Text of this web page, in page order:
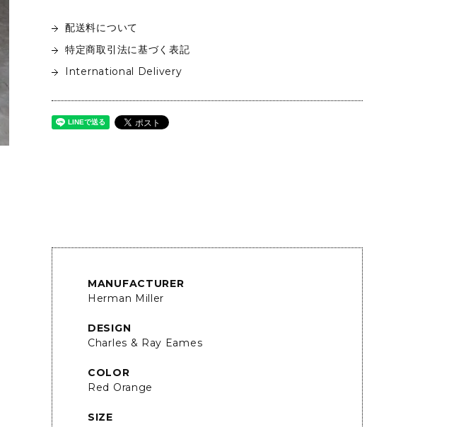
配送料について
特定商取引法に基づく表記
International Delivery
MANUFACTURER
Herman Miller
DESIGN
Charles & Ray Eames
COLOR
Red Orange
SIZE